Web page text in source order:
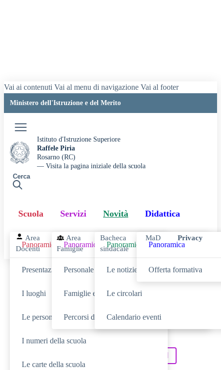
Vai ai contenuti Vai al menu di navigazione Vai al footer
Ministero dell'Istruzione e del Merito
Istituto d'Istruzione Superiore
Raffele Piria
Rosarno (RC)
— Visita la pagina iniziale della scuola
Cerca
Scuola
Panoramica
Presentazione
I luoghi
Le persone
I numeri della scuola
Le carte della scuola
Servizi
Panoramica
Personale scolastico
Famiglie e studenti
Percorsi di studio
Novità
Panoramica
Le notizie
Le circolari
Calendario eventi
Didattica
Panoramica
Offerta formativa
Area
Docenti
Area
Famiglie
Bacheca
sindacale
MaD Privacy
Cerca
SCUOLA